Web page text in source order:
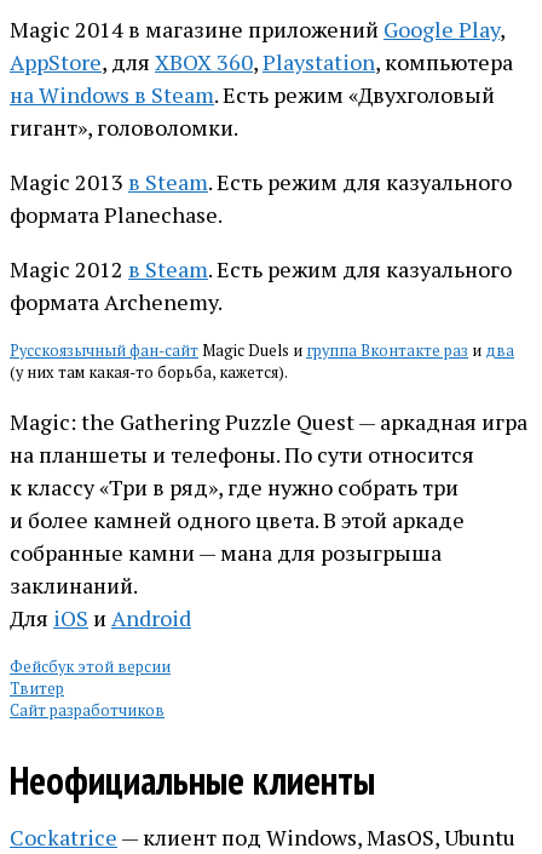
Magic 2014 в магазине приложений Google Play,
AppStore, для XBOX 360,Playstation, компьютера
на Windows в Steam. Есть режим «Двухголовый
гигант», головоломки.
Magic 2013 в Steam. Есть режим для казуального
формата Planechase.
Magic 2012 в Steam. Есть режим для казуального
формата Archenemy.
Русскоязычный фан-сайтMagic Duels и группа Вконтакте раз и два
(у них там какая-то борьба, кажется).
Magic: the Gathering Puzzle Quest — аркадная игра
на планшеты и телефоны. По сути относится
к классу «Три в ряд», где нужно собрать три
и более камней одного цвета. В этой аркаде
собранные камни — мана для розыгрыша
заклинаний.
Для iOS иAndroid
Фейсбук этой версии
Твитер
Сайт разработчиков
Неофициальные клиенты
Cockatrice — клиент под Windows, MasOS, Ubuntu